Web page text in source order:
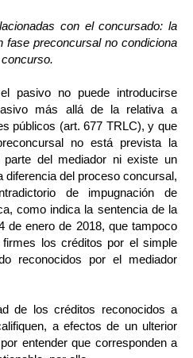
con el concursado: la
fase preconcursal no condiciona
pasivo no puede introducirse
más allá de la relativa a
públicos (art. 677 TRLC), y que
no está prevista la
del mediador ni existe un
del proceso concursal,
de impugnación de
como indica la sentencia de la
de enero de 2018, que tampoco
los créditos por el simple
reconocidos por el mediador
de los créditos reconocidos a
a efectos de un ulterior
entender que corresponden a